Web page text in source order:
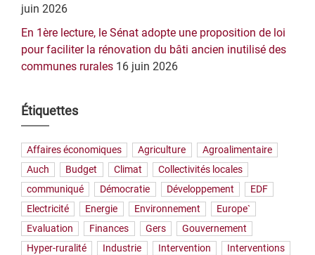
juin 2026
En 1ère lecture, le Sénat adopte une proposition de loi
pour faciliter la rénovation du bâti ancien inutilisé des
communes rurales 16 juin 2026
Étiquettes
Affaires économiques Agriculture
Agroalimentaire
Auch
Budget Climat
Collectivités locales
communiqué
Démocratie Développement
EDF
Electricité
Energie Environnement
Europe`
Evaluation
Finances Gers
Gouvernement
Hyper-ruralité
Industrie Intervention
Interventions